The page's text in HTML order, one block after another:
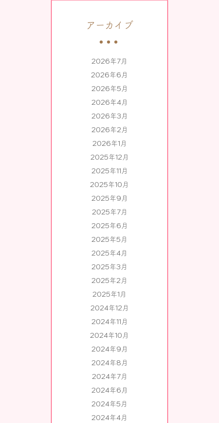
アーカイブ
2026年7月
2026年6月
2026年5月
2026年4月
2026年3月
2026年2月
2026年1月
2025年12月
2025年11月
2025年10月
2025年9月
2025年7月
2025年6月
2025年5月
2025年4月
2025年3月
2025年2月
2025年1月
2024年12月
2024年11月
2024年10月
2024年9月
2024年8月
2024年7月
2024年6月
2024年5月
2024年4月